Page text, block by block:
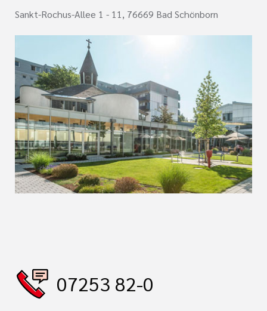
Sankt-Rochus-Allee 1 - 11, 76669 Bad Schönborn
07253 82-0